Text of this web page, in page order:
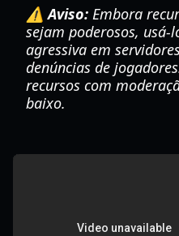
⚠️ Aviso: Embora
sejam poderosos,
agressiva em
denúncias de
recursos com
baixo.